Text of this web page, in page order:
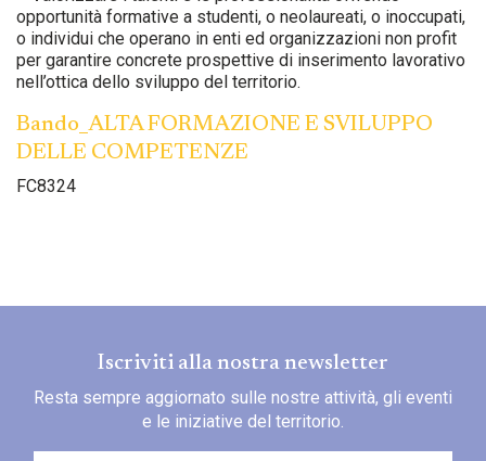
opportunità formative a studenti, o neolaureati, o inoccupati,
o individui che operano in enti ed organizzazioni non profit
per garantire concrete prospettive di inserimento lavorativo
nell’ottica dello sviluppo del territorio.
Bando_ALTA FORMAZIONE E SVILUPPO
DELLE COMPETENZE
FC8324
Iscriviti alla nostra newsletter
Resta sempre aggiornato sulle nostre attività, gli eventi
e le iniziative del territorio.